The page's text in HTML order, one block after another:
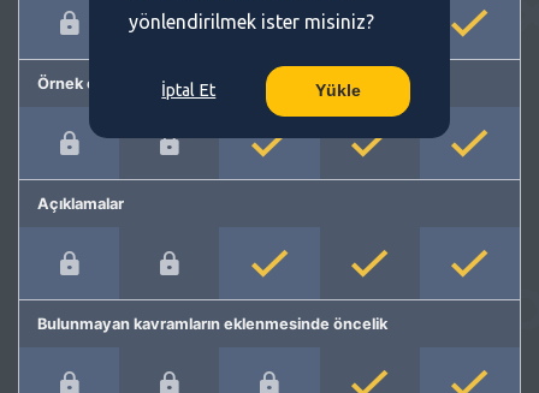
Örnek cümleler
Açıklamalar
Bulunmayan kavramların eklenmesinde öncelik
yönlendirilmek ister misiniz?
İptal Et Yükle